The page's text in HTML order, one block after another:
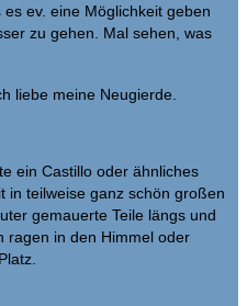
ev. eine Möglichkeit geben
zu gehen. Mal sehen, was
liebe meine Neugierde.
ein Castillo oder ähnliches
in teilweise ganz schön großen
gemauerte Teile längs und
ragen in den Himmel oder